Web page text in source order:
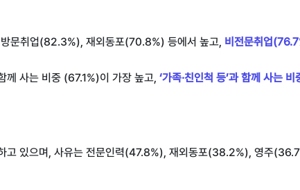
문취업(82.3%), 재외동포(70.8%) 등에서 높고, 비전문취업
께 사는 비중 (67.1%)이 가장 높고, ‘가족·친인척 등’과 함께 사는
고 있으며, 사유는 전문인력(47.8%), 재외동포(38.2%), 영주